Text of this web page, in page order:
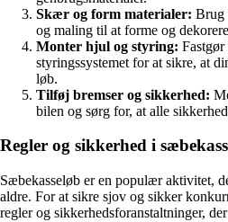
Skær og form materialer: Brug
og maling til at forme og
Monter hjul og styring:
styringssystemet for at sikre, at
løb.
Tilføj bremser og sikkerhed:
bilen og sørg for, at alle
Regler og sikkerhed i
Sæbekasseløb er en populær aktivitet,
aldre. For at sikre sjov og sikker
regler og sikkerhedsforanstaltninger,